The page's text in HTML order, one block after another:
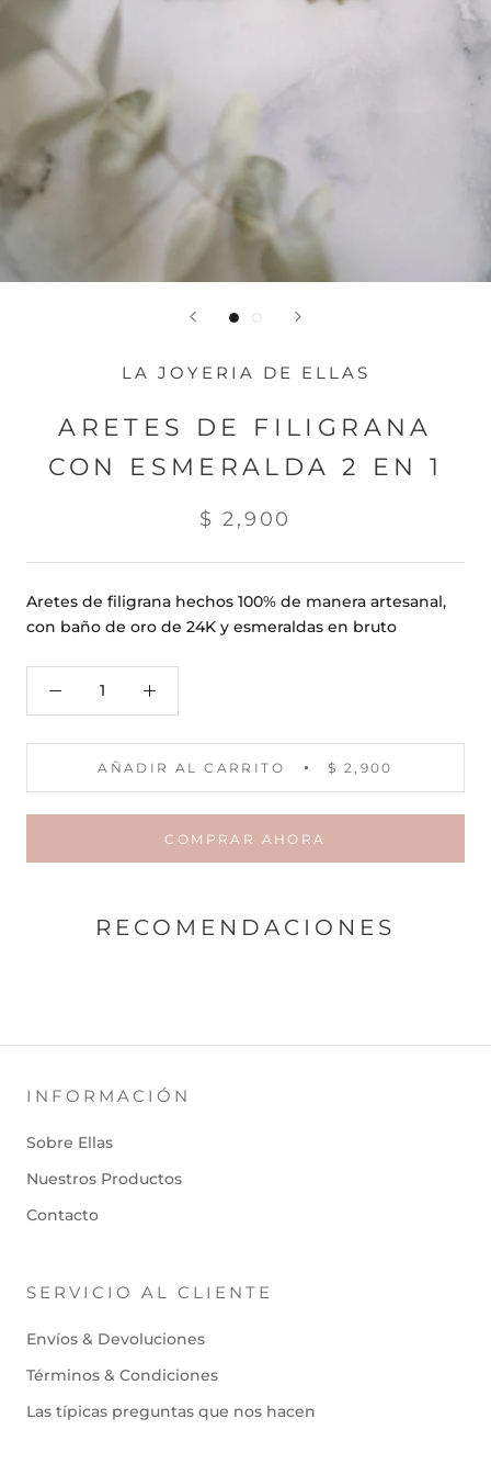
LA JOYERIA DE ELLAS
ARETES DE FILIGRANA
CON ESMERALDA 2 EN 1
$ 2,900
Aretes de filigrana hechos 100% de manera artesanal,
con baño de oro de 24K y esmeraldas en bruto
AÑADIR AL CARRITO $ 2,900
COMPRAR AHORA
RECOMENDACIONES
INFORMACIÓN
Sobre Ellas
Nuestros Productos
Contacto
SERVICIO AL CLIENTE
Envíos & Devoluciones
Términos & Condiciones
Las típicas preguntas que nos hacen